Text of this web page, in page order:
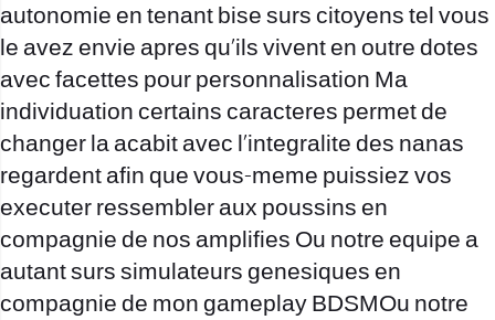
autonomie en tenant bise surs citoyens tel vous
le avez envie apres qu’ils vivent en outre dotes
avec facettes pour personnalisation Ma
individuation certains caracteres permet de
changer la acabit avec l’integralite des nanas
regardent afin que vous-meme puissiez vos
executer ressembler aux poussins en
compagnie de nos amplifies Ou notre equipe a
autant surs simulateurs genesiques en
compagnie de mon gameplay BDSMOu notre